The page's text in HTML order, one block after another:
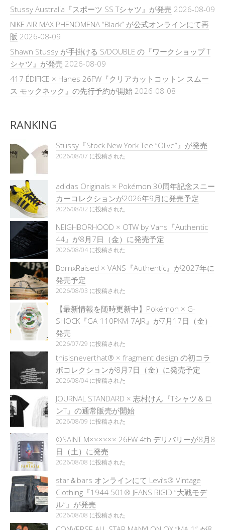
Stussy Australia『スポーツ SS Tシャツ』が発売 2026-08-09
NIKE AIR MAX PHENOMENA “Black” が公式オンラインにて再
販 2026-08-09
Shawn Stussy が手掛ける S/DOUBLE の『ワークショップ T
シャツ』が発売 2026-08-09
417 ÉDIFICE × Hanes 26FW『クリアカットコットン スムー
ス モックネック』の先行予約が開始 2026-08-08
RANKING
Stüssy『Stock New York Tee “Olive”』が発売
2026/08/07 に投稿された
adidas Originals × Pokémon 30周年記念スニー
カーコレクションが2026年9月に発売予定
2026/08/02 に投稿された
NEIGHBORHOOD × OTW by Vans『Authentic
44』が8月7日（金）に発売予定
2026/08/04 に投稿された
BornxRaised × VANS『Authentic』が2027年に
発売予定
2026/08/03 に投稿された
【最新情報を随時更新中】Pokémon × G-
SHOCK『GA-110PKM-7AJR』が7月17日（金）
発売
2026/07/29 に投稿された
thisisneverthat® × fragment design の初コラ
ボコレクションが8月7日（金）に発売予定
2026/08/04 に投稿された
JOURNAL STANDARD × 志村けん『Tシャツ＆ロ
ンT』の通常販売が開始
2026/08/09 に投稿された
©SAINT M×××××× 26FW 4th デリバリーが8月8
日（土）に発売
2026/08/08 に投稿された
star＆bars オンラインにて Levi’s® Vintage
Clothing『1944 501® JEANS RIGID “大戦モデ
ル”』が発売
2026/08/08 に投稿された